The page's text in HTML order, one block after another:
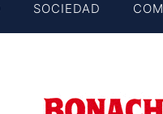
SOCIEDAD